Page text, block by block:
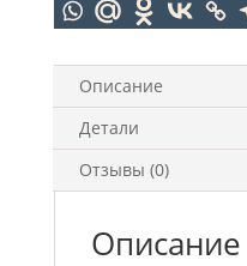
Описание
Детали
Отзывы (0)
Описание